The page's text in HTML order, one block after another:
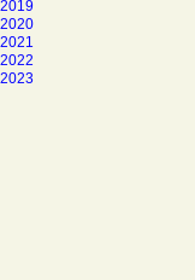
2019
2020
2021
2022
2023